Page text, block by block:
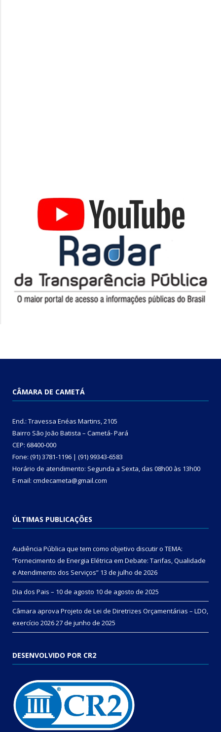
CÂMARA DE CAMETÁ
End.: Travessa Enéas Martins, 2105
Bairro São João Batista – Cametá- Pará
CEP: 68400-000
Fone: (91) 3781-1196 | (91) 99343-6583
Horário de atendimento: Segunda a Sexta, das 08h00 às 13h00
E-mail: cmdecameta@gmail.com
ÚLTIMAS PUBLICAÇÕES
Audiência Pública que tem como objetivo discutir o TEMA:
“Fornecimento de Energia Elétrica em Debate: Tarifas, Qualidade
e Atendimento dos Serviços” 13 de julho de 2026
Dia dos Pais – 10 de agosto 10 de agosto de 2025
Câmara aprova Projeto de Lei de Diretrizes Orçamentárias – LDO,
exercício 202627 de junho de 2025
DESENVOLVIDO POR CR2